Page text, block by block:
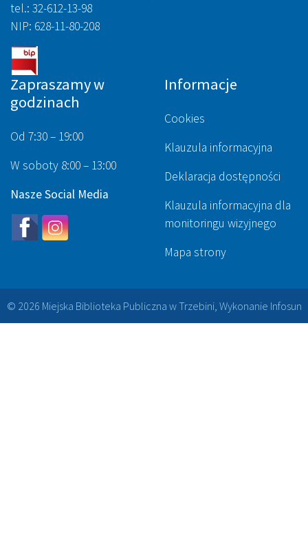
tel.: 32-612-13-98
NIP: 628-11-80-208
Zapraszamy w
godzinach
Od 7:30 – 19:00
W soboty 8:00 – 13:00
Nasze Social Media
Informacje
Cookies
Klauzula informacyjna
Deklaracja dostępności
Klauzula informacyjna dla
monitoringu wizyjnego
Mapa strony
© 2026 Miejska Biblioteka Publiczna w Trzebini, Wykonanie Infosun